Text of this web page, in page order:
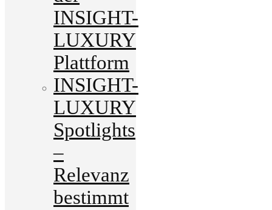
INSIGHT-
LUXURY
Plattform
INSIGHT-
LUXURY
Spotlights
–
Relevanz
bestimmt